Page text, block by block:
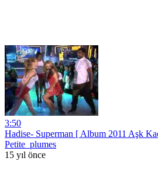
3:50
Hadise- Superman [ Album 2011 Aşk
Petite_plumes
15 yıl önce